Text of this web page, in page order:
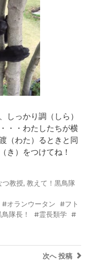
しっかり調（しら）
・・わたしたちが横
（わた）るときと同
き）をつけてね！
つ教授, 教えて！黒鳥隊
オランウータン
フト
隊長！
霊長類学
次へ 投稿